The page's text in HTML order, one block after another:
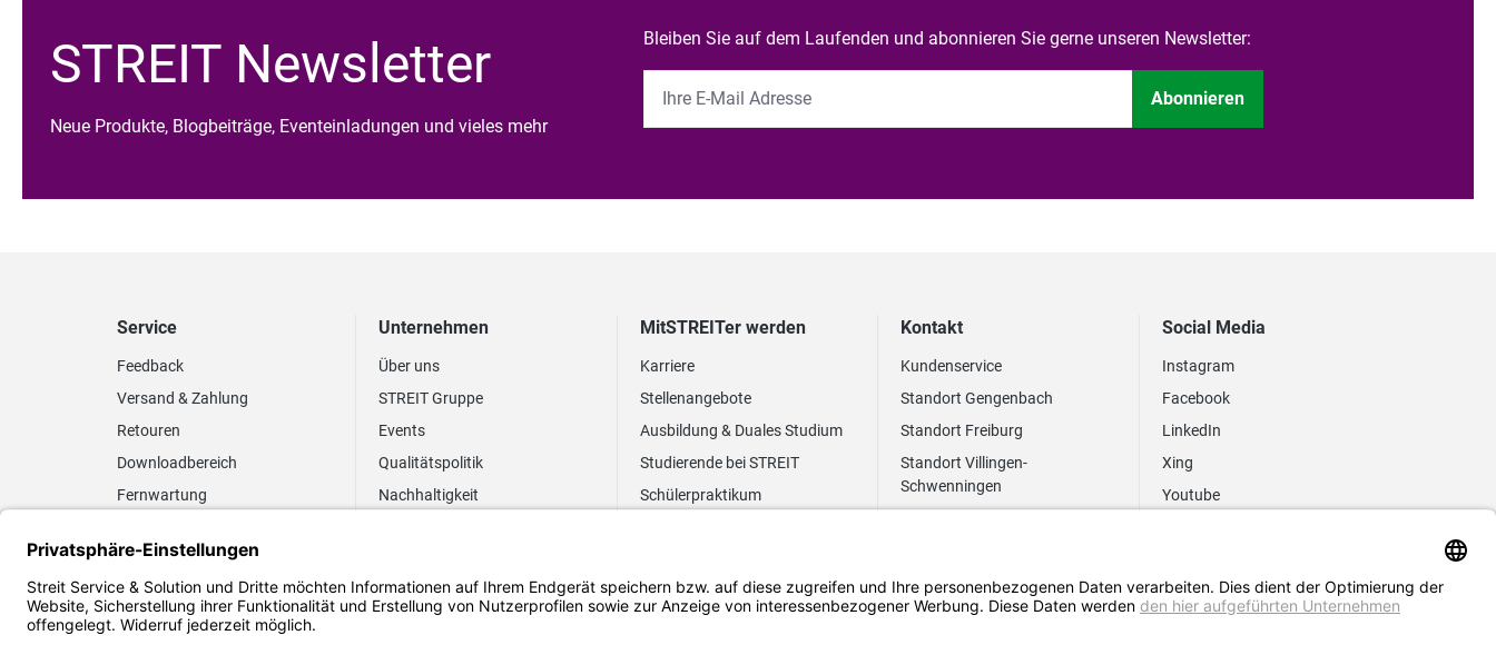
STREIT Newsletter
Neue Produkte, Blogbeiträge, Eventeinladungen und vieles mehr
Bleiben Sie auf dem Laufenden und abonnieren Sie gerne unseren Newsletter:
Abonnieren
Service
Feedback
Versand & Zahlung
Retouren
Downloadbereich
Fernwartung
Elektronischer
Rechnungsversand
FAQ EUDR
Unternehmen
Über uns
STREIT Gruppe
Events
Qualitätspolitik
Nachhaltigkeit
MitSTREITer werden
Karriere
Stellenangebote
Ausbildung & Duales Studium
Studierende bei STREIT
Schülerpraktikum
Kontakt
Kundenservice
Standort Gengenbach
Standort Freiburg
Standort Villingen-
Schwenningen
Social Media
Instagram
Facebook
LinkedIn
Xing
Youtube